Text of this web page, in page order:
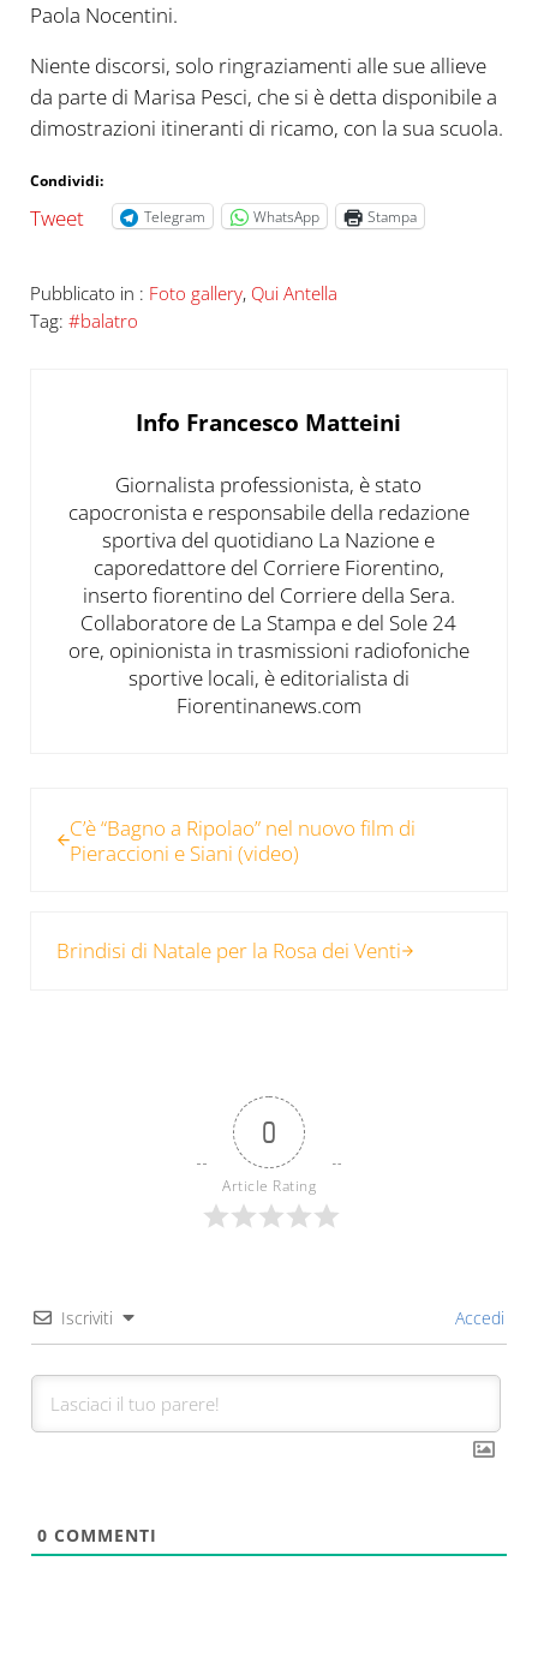
Paola Nocentini.
Niente discorsi, solo ringraziamenti alle sue allieve
da parte di Marisa Pesci, che si è detta disponibile a
dimostrazioni itineranti di ricamo, con la sua scuola.
Condividi:
Tweet Telegram WhatsApp Stampa
Pubblicato in : Foto gallery, Qui Antella
Tag: #balatro
Info Francesco Matteini
Giornalista professionista, è stato
capocronista e responsabile della redazione
sportiva del quotidiano La Nazione e
caporedattore del Corriere Fiorentino,
inserto fiorentino del Corriere della Sera.
Collaboratore de La Stampa e del Sole 24
ore, opinionista in trasmissioni radiofoniche
sportive locali, è editorialista di
Fiorentinanews.com
C’è “Bagno a Ripolao” nel nuovo film di
Pieraccioni e Siani (video)
Brindisi di Natale per la Rosa dei Venti
0
Article Rating
Iscriviti Accedi
0 COMMENTI